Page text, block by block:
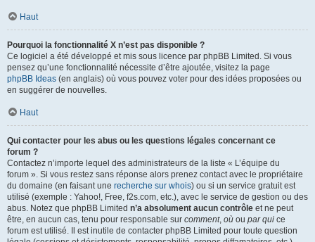
Haut
Pourquoi la fonctionnalité X n’est pas disponible ?
Ce logiciel a été développé et mis sous licence par phpBB Limited. Si vous
pensez qu’une fonctionnalité nécessite d’être ajoutée, visitez la page
phpBB Ideas (en anglais) où vous pouvez voter pour des idées proposées ou
en suggérer de nouvelles.
Haut
Qui contacter pour les abus ou les questions légales concernant ce
forum ?
Contactez n’importe lequel des administrateurs de la liste « L’équipe du
forum ». Si vous restez sans réponse alors prenez contact avec le propriétaire
du domaine (en faisant une recherche sur whois) ou si un service gratuit est
utilisé (exemple : Yahoo!, Free, f2s.com, etc.), avec le service de gestion ou des
abus. Notez que phpBB Limited n’a absolument aucun contrôle et ne peut
être, en aucun cas, tenu pour responsable sur comment, où ou par qui ce
forum est utilisé. Il est inutile de contacter phpBB Limited pour toute question